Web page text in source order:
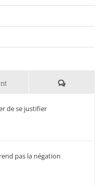
de se justifier
pas la négation